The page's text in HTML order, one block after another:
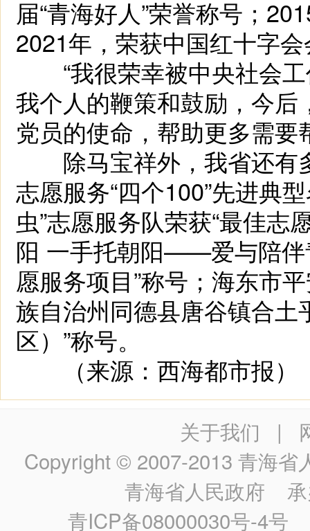
届“青海好人”荣誉称号；
2021年，荣获中国红十字
“我很荣幸被中央社会工
我个人的鞭策和鼓励，今
党员的使命，帮助更多需要
除马宝祥外，我省还有
志愿服务“四个100”先进典
虫”志愿服务队荣获“最佳志
阳 一手托朝阳——爱与陪伴
愿服务项目”称号；海东市
族自治州同德县唐谷镇合土
区）”称号。
（来源：西海都市
关于我们 |
Copyright © 2007-2013 青海省
青海省人民政府 承
青ICP备08000030号-4号